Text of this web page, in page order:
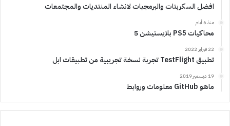
افضل السكربتات والبرمجيات لانشاء المنتديات والمجتمعات
منذ 6 أيام
محاكيات PS5 بلايستيشن 5
22 فبراير 2022
تطبيق TestFlight تجربة نسخة تجريبية من تطبيقات ابل
19 ديسمبر 2019
ماهو GitHub معلومات وروابط